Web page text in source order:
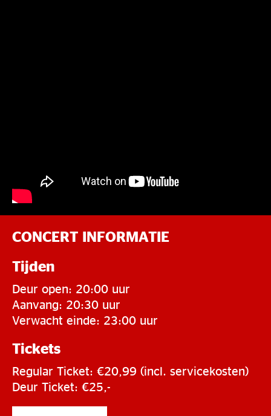
CONCERT INFORMATIE
Tijden
Deur open: 20:00 uur
Aanvang: 20:30 uur
Verwacht einde: 23:00 uur
Tickets
Regular Ticket: €20,99 (incl. servicekosten)
Deur Ticket: €25,-